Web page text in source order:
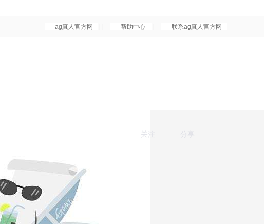
ag真人官方网 帮助中心
联系ag真人官方网
关注 分享